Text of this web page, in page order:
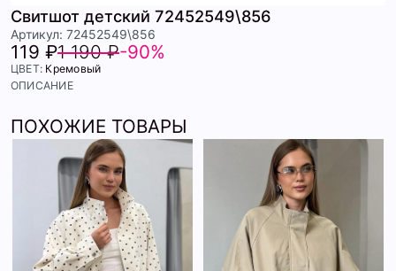
Свитшот детский 72452549\856
Артикул: 72452549\856
119 ₽1 190 ₽-90%
ЦВЕТ: Кремовый
ОПИСАНИЕ
ПОХОЖИЕ ТОВАРЫ